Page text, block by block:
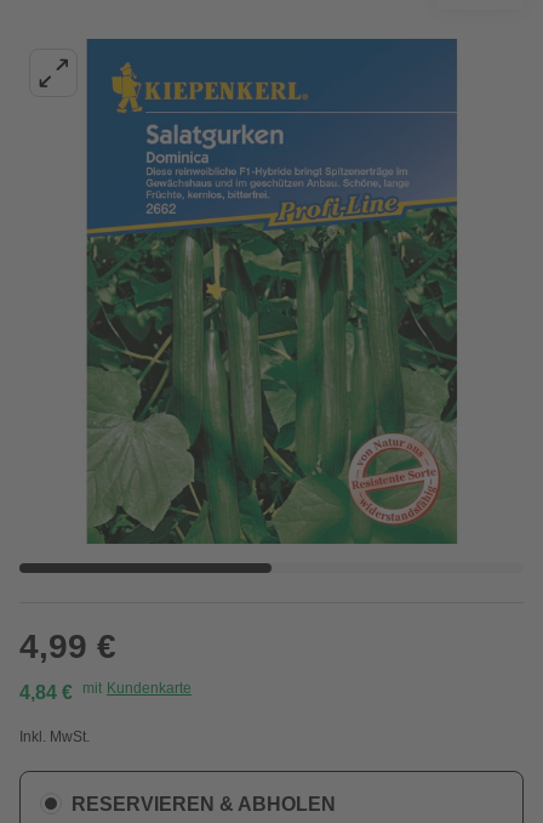
4,99 €
4,84 € mit Kundenkarte
Inkl. MwSt.
RESERVIEREN & ABHOLEN